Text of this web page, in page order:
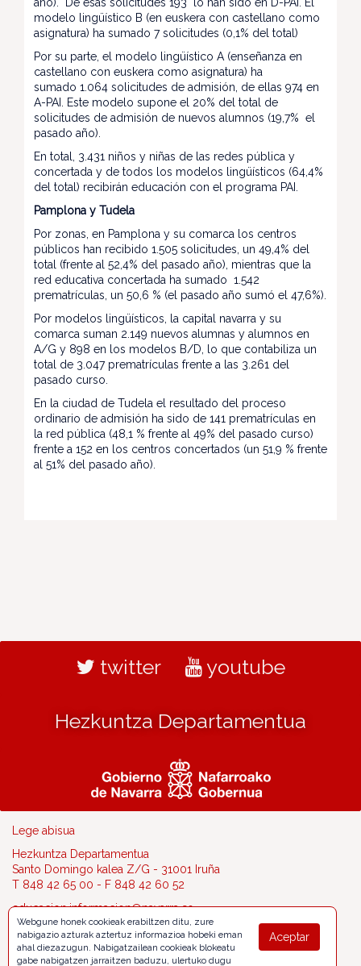
modelo lingüístico B (en euskera con castellano como
asignatura) ha sumado 7 solicitudes (0,1% del total)
Por su parte, el modelo lingüístico A (enseñanza en
castellano con euskera como asignatura) ha
sumado 1.064 solicitudes de admisión, de ellas 974 en
A-PAI. Este modelo supone el 20% del total de
solicitudes de admisión de nuevos alumnos (19,7% el
pasado año).
En total, 3.431 niños y niñas de las redes pública y
concertada y de todos los modelos lingüísticos (64,4%
del total) recibirán educación con el programa PAI.
Pamplona y Tudela
Por zonas, en Pamplona y su comarca los centros
públicos han recibido 1.505 solicitudes, un 49,4% del
total (frente al 52,4% del pasado año), mientras que la
red educativa concertada ha sumado 1.542
prematrículas, un 50,6 % (el pasado año sumó el 47,6%).
Por modelos lingüísticos, la capital navarra y su
comarca suman 2.149 nuevos alumnas y alumnos en
A/G y 898 en los modelos B/D, lo que contabiliza un
total de 3.047 prematrículas frente a las 3.261 del
pasado curso.
En la ciudad de Tudela el resultado del proceso
ordinario de admisión ha sido de 141 prematrículas en
la red pública (48,1 % frente al 49% del pasado curso)
frente a 152 en los centros concertados (un 51,9 % frente
al 51% del pasado año).
twitter youtube
Hezkuntza Departamentua
Lege abisua
Hezkuntza Departamentua
Santo Domingo kalea Z/G - 31001 Iruña
T 848 42 65 00 - F 848 42 60 52
educacion.informacion@navarra.es
Aceptar
Webgune honek cookieak erabiltzen ditu, zure
nabigazio azturak aztertuz informazioa hobeki eman
ahal diezazugun. Nabigatzailean cookieak blokeatu
gabe nabigatzen jarraitzen baduzu, ulertuko dugu